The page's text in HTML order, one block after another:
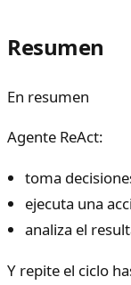
Resumen
En resumen
Agente ReAct:
toma
ejecuta una
analiza el
Y repite el ciclo